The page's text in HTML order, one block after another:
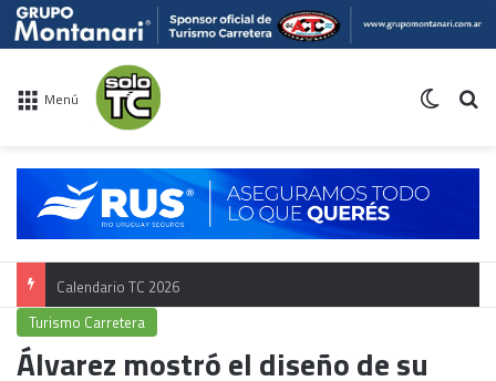
Menú
Calendario TC 2026
Turismo Carretera
Álvarez mostró el diseño de su